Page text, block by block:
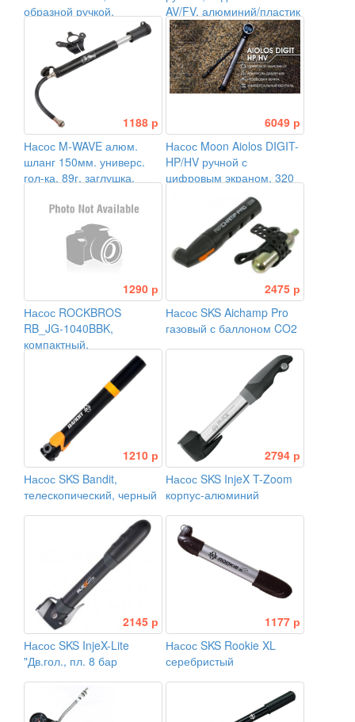
образной ручкой,
манометр, 120 PSI (8атм)
AV/FV, алюминий/пластик
1188 р
Насос M-WAVE алюм.
шланг 150мм. универс.
гол-ка, 89г, заглушка,
6049 р
Насос Moon Aiolos DIGIT-
HP/HV ручной с
цифровым экраном, 320
PSI / 22 BAR, 282mm,
175g, Alu CNC
1290 р
Насос ROCKBROS
RB_JG-1040BBK,
компактный,
пластиковой ручкой,
2475 р
Насос SKS Aichamp Pro
газовый с баллоном CO2
1210 р
Насос SKS Bandit,
телескопический, черный
2794 р
Насос SKS InjeX T-Zoom
корпус-алюминий
2145 р
Насос SKS InjeX-Lite
"Дв.гол., пл. 8 бар
1177 р
Насос SKS Rookie XL
серебристый